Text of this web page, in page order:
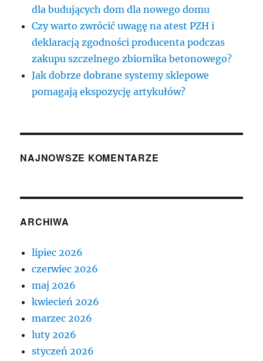
dla budujących dom dla nowego domu
Czy warto zwrócić uwagę na atest PZH i
deklaracją zgodności producenta podczas
zakupu szczelnego zbiornika betonowego?
Jak dobrze dobrane systemy sklepowe
pomagają ekspozycję artykułów?
NAJNOWSZE KOMENTARZE
ARCHIWA
lipiec 2026
czerwiec 2026
maj 2026
kwiecień 2026
marzec 2026
luty 2026
styczeń 2026